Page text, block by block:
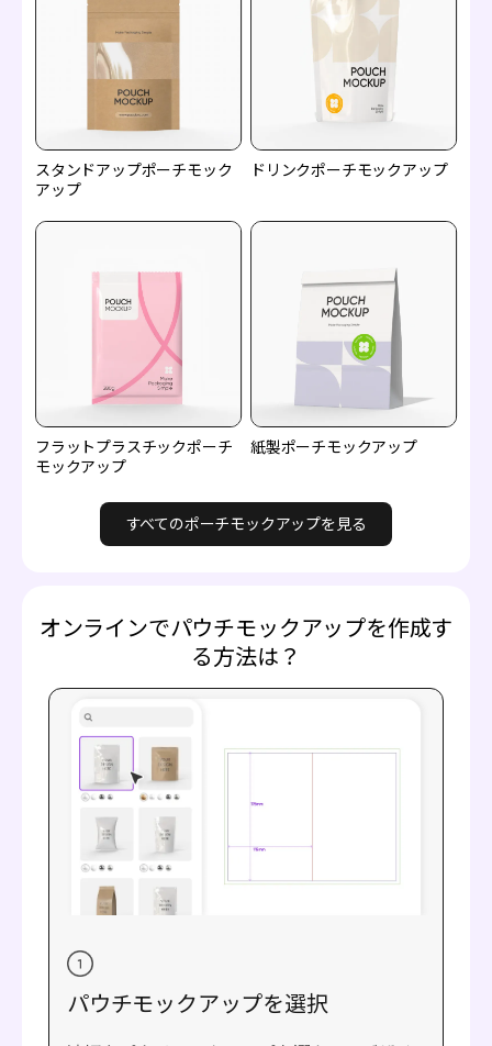
スタンドアップポーチモック
アップ
ドリンクポーチモックアップ
フラットプラスチックポーチ
モックアップ
紙製ポーチモックアップ
すべてのポーチモックアップを見る
オンラインでパウチモックアップを作成す
る方法は？
パウチモックアップを選択